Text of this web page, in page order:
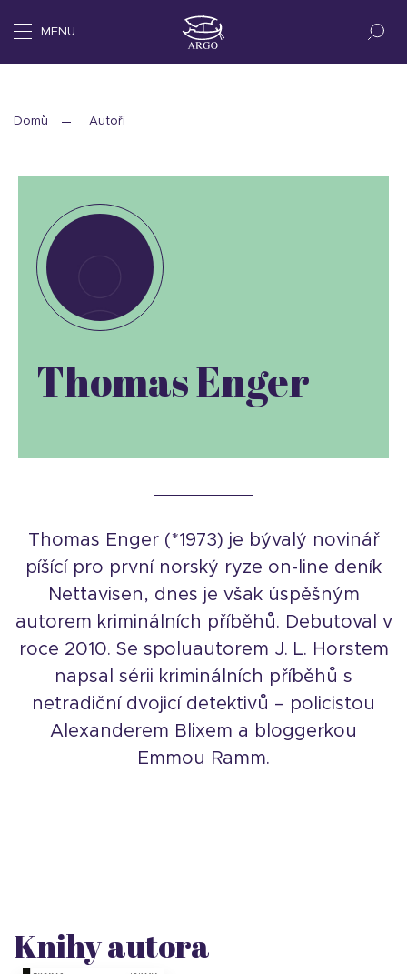
MENU
Domů Autoři
Thomas Enger
Thomas Enger (*1973) je bývalý novinář
píšící pro první norský ryze on-line deník
Nettavisen, dnes je však úspěšným
autorem kriminálních příběhů. Debutoval v
roce 2010. Se spoluautorem J. L. Horstem
napsal sérii kriminálních příběhů s
netradiční dvojicí detektivů – policistou
Alexanderem Blixem a bloggerkou
Emmou Ramm.
Knihy autora